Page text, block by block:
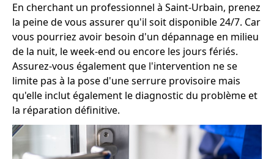
En cherchant un professionnel à Saint-Urbain, prenez
la peine de vous assurer qu'il soit disponible 24/7. Car
vous pourriez avoir besoin d'un dépannage en milieu
de la nuit, le week-end ou encore les jours fériés.
Assurez-vous également que l'intervention ne se
limite pas à la pose d'une serrure provisoire mais
qu'elle inclut également le diagnostic du problème et
la réparation définitive.